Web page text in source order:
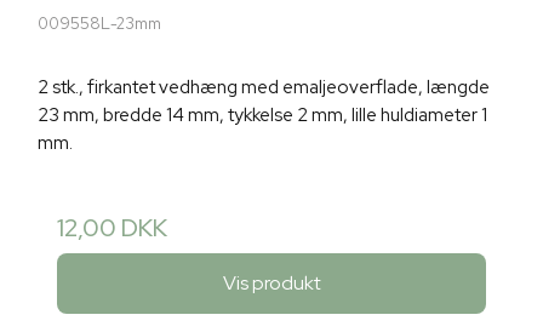
009558L-23mm
2 stk., firkantet vedhæng med emaljeoverflade, længde
23 mm, bredde 14 mm, tykkelse 2 mm, lille huldiameter 1
mm.
12,00 DKK
Vis produkt